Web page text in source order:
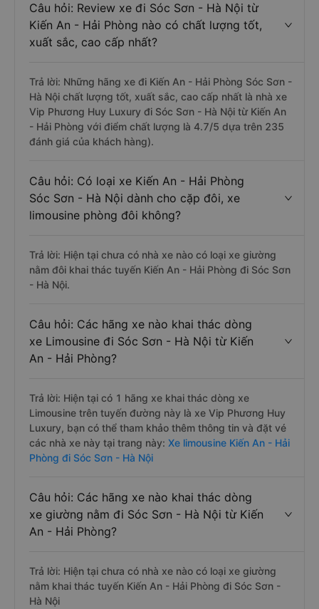
Câu hỏi: Review xe đi Sóc Sơn - Hà Nội từ
Kiến An - Hải Phòng nào có chất lượng tốt,
xuất sắc, cao cấp nhất?
Trả lời: Những hãng xe đi Kiến An - Hải Phòng Sóc Sơn -
Hà Nội chất lượng tốt, xuất sắc, cao cấp nhất là nhà xe
Vip Phương Huy Luxury đi Sóc Sơn - Hà Nội từ Kiến An
- Hải Phòng với điểm chất lượng là 4.7/5 dựa trên 235
đánh giá của khách hàng).
Câu hỏi: Có loại xe Kiến An - Hải Phòng
Sóc Sơn - Hà Nội dành cho cặp đôi, xe
limousine phòng đôi không?
Trả lời: Hiện tại chưa có nhà xe nào có loại xe giường
nằm đôi khai thác tuyến Kiến An - Hải Phòng đi Sóc Sơn
- Hà Nội.
Câu hỏi: Các hãng xe nào khai thác dòng
xe Limousine đi Sóc Sơn - Hà Nội từ Kiến
An - Hải Phòng?
Trả lời: Hiện tại có 1 hãng xe khai thác dòng xe
Limousine trên tuyến đường này là xe Vip Phương Huy
Luxury, bạn có thể tham khảo thêm thông tin và đặt vé
các nhà xe này tại trang này: Xe limousine Kiến An - Hải
Phòng đi Sóc Sơn - Hà Nội
Câu hỏi: Các hãng xe nào khai thác dòng
xe giường nằm đi Sóc Sơn - Hà Nội từ Kiến
An - Hải Phòng?
Trả lời: Hiện tại chưa có nhà xe nào có loại xe giường
nằm khai thác tuyến Kiến An - Hải Phòng đi Sóc Sơn -
Hà Nội